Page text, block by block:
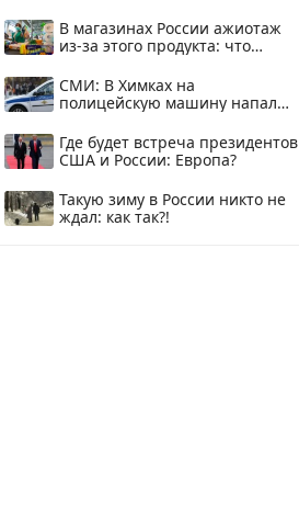
В магазинах России ажиотаж
из-за этого продукта: что
СМИ: В Химках на
полицейскую машину напали
Где будет встреча президентов
США и России: Европа?
Такую зиму в России никто не
ждал: как так?!